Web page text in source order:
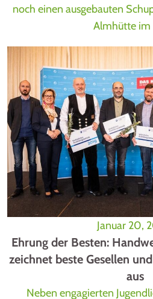
noch einen ausgebauten
Almhütte im
Januar 20,
Ehrung der Besten:
zeichnet beste Gesellen
aus
Neben engagierten